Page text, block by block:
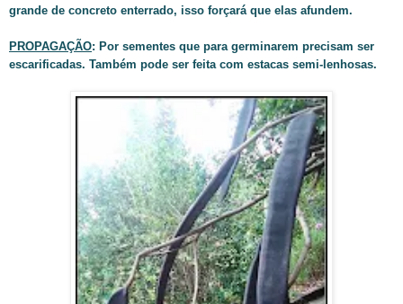
grande de concreto enterrado, isso forçará que elas afundem.
PROPAGAÇÃO: Por sementes que para germinarem precisam ser
escarificadas. Também pode ser feita com estacas semi-lenhosas.